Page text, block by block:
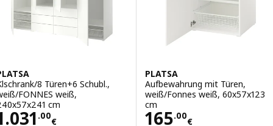
8 Türen+6 Schubl.,
FONNES weiß,
cm
.00
€
1031.00€
PLATSA
Aufbewahrung mit Türen,
weiß/Fonnes weiß, 60x57x123
cm
165.00
€
Preis 165.00€